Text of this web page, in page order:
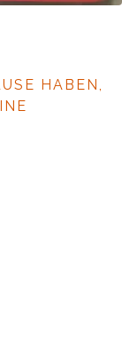
HABEN,